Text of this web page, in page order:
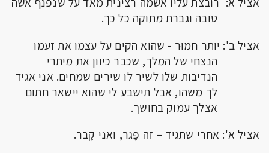
טובה וגברת מתוקה כל כך.
אציל ב': יותר חמוּר - שהוא הקים על עצמו את זעמו
הנצחי של המלך, שכבר כּיוֵון את מיתרי
הנדיבות שלו לשיר לו שירים שמחים. אני אגיד
לך משהו, אבל תישבע לי שהוא יישאר חתוּם
אצלך עמוק בחושך.
אציל א': אחרי שתגיד – זה פֶּגר, ואני קֶבר.